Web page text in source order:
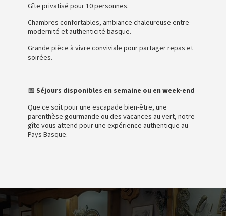
Gîte privatisé pour 10 personnes.
Chambres confortables, ambiance chaleureuse entre
modernité et authenticité basque.
Grande pièce à vivre conviviale pour partager repas et
soirées.
📅 Séjours disponibles en semaine ou en week-end
Que ce soit pour une escapade bien-être, une
parenthèse gourmande ou des vacances au vert, notre
gîte vous attend pour une expérience authentique au
Pays Basque.